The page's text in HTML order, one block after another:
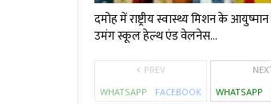
दमोह में राष्ट्रीय स्वास्थ्य मिशन के
उमंग स्कूल हेल्थ एंड वेलनेस…
PREV
WHATSAPP
FACEBOOK
WHATSAPP